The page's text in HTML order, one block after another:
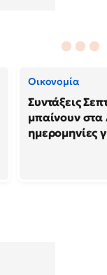
Οικονομία
Συντάξεις
μπαίνουν
ημερομηνίες